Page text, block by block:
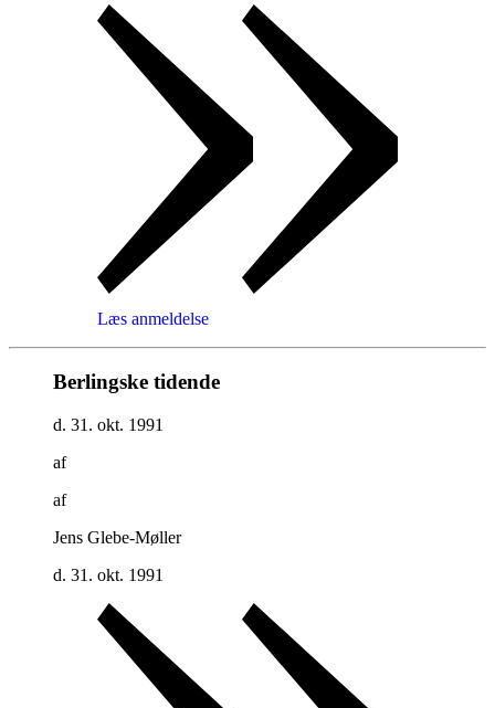
Læs anmeldelse
Berlingske tidende
d. 31. okt. 1991
af
af
Jens Glebe-Møller
d. 31. okt. 1991